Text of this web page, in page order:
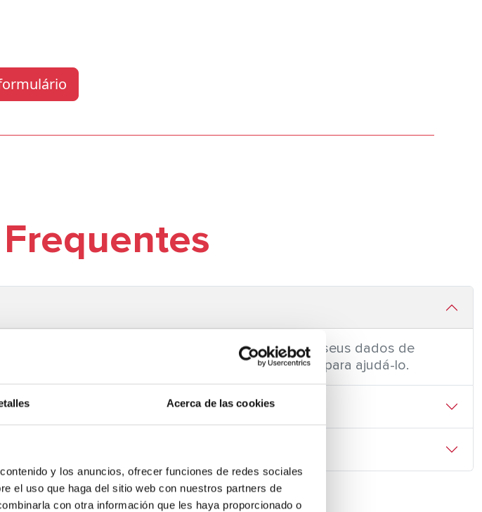
Acerca de las cookies
y los anuncios, ofrecer funciones de redes sociales
el uso que haga del sitio web con nuestros partners de
con otra información que les haya proporcionado o
de preencher o nosso formulário indicando os seus dados de
nosso serviço técnico oficial entrará em contato para ajudá-lo.